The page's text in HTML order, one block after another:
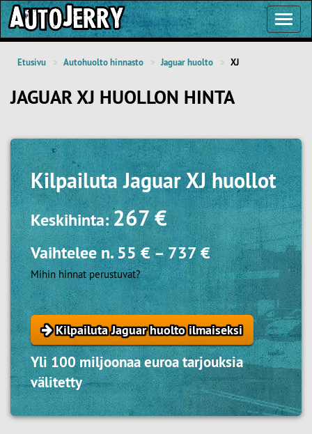
Etusivu Autohuolto hinnasto Jaguar huolto XJ
JAGUAR XJ HUOLLON HINTA
KilpailutaJaguar XJ huollot
Keskihinta:267 €
Vaihtelee n.55 €–737 €
Mihin hinnat perustuvat?
Kilpailuta Jaguar huolto ilmaiseksi
Yli 100 miljoonaa euroa tarjouksia
välitetty